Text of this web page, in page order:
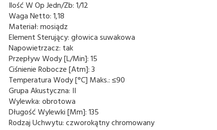
Ilość W Op Jedn/Zb:1/12
Waga Netto:1,18
Materiał:mosiądz
Element Sterujący:głowica suwakowa
Napowietrzacz: tak
Przepływ Wody [L/Min]:15
Ciśnienie Robocze [Atm]:3
Temperatura Wody [°C] Maks.:≤90
Grupa Akustyczna: II
Wylewka:obrotowa
Długość Wylewki [Mm]:135
Rodzaj Uchwytu:czworokątny chromowany